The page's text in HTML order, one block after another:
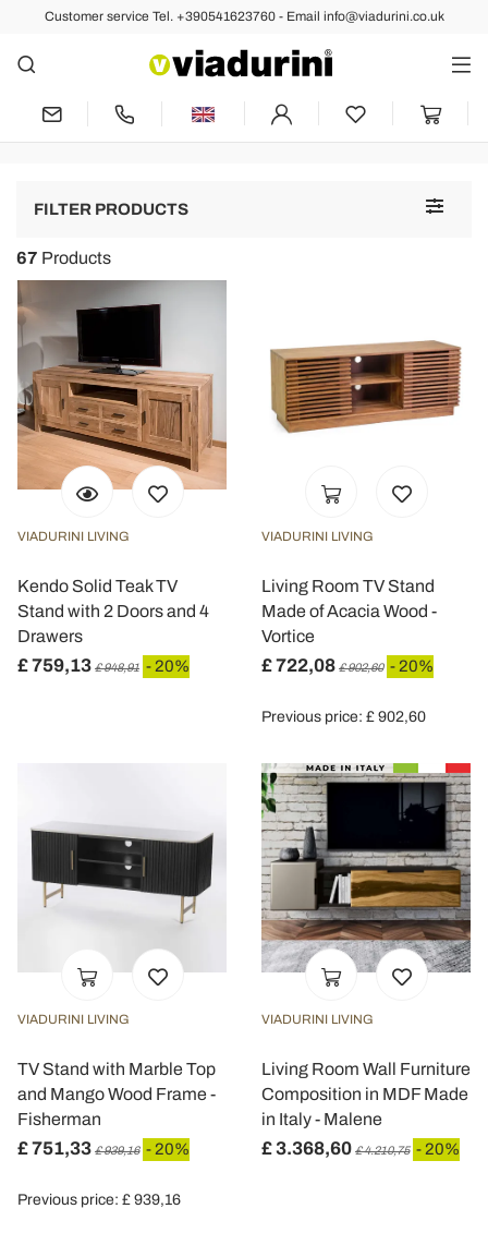
Customer service Tel. +390541623760 - Email info@viadurini.co.uk
Modern TV Cabinet - Design
Wood, Stone and Glass
Toggle
FILTER PRODUCTS
67 Products
VIADURINI LIVING
Kendo Solid Teak TV
Stand with 2 Doors and 4
Drawers
£ 759,13 £ 948,91 - 20%
VIADURINI LIVING
Living Room TV Stand
Made of Acacia Wood -
Vortice
£ 722,08 £ 902,60 - 20%
Previous price: £ 902,60
VIADURINI LIVING
TV Stand with Marble Top
and Mango Wood Frame -
Fisherman
£ 751,33 £ 939,16 - 20%
Previous price: £ 939,16
VIADURINI LIVING
Living Room Wall Furniture
Composition in MDF Made
in Italy - Malene
£ 3.368,60 £ 4.210,75 - 20%